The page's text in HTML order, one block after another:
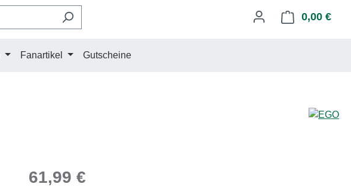
0,00 €
Fanartikel Gutscheine
Regulärer Preis:
61,99 €